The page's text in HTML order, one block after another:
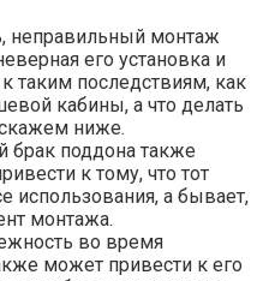
неправильный монтаж
его установка и
таким последствиям, как
кабины, а что делать
ниже.
брак поддона также
к тому, что тот
использования, а бывает,
монтажа.
во время
может привести к его